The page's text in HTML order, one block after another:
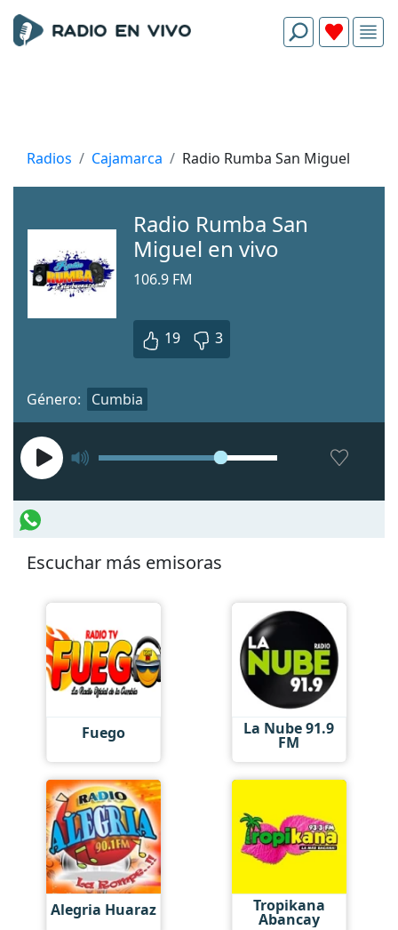
Radios Cajamarca Radio Rumba San Miguel
Radio Rumba San
Miguel en vivo
106.9 FM
19 3
Género: Cumbia
Escuchar más emisoras
Fuego La Nube 91.9
FM
Alegria Huaraz Tropikana
Abancay